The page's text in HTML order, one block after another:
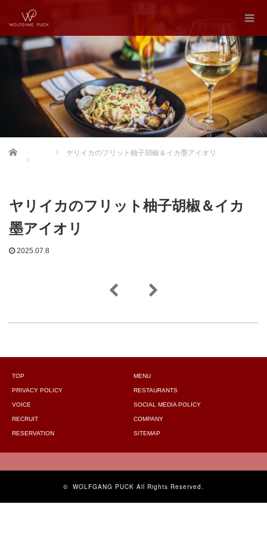
Home ヤリイカのフリット柚子胡椒＆イカ墨アイオリ
ヤリイカのフリット柚子胡椒＆イカ
墨アイオリ
2025.07.8
TOP
PRIVACY POLICY
VOICE
MENU
RESTAURANTS
SOCIAL MEDIA POLICY
RECRUIT
RESERVATION
COMPANY
SITEMAP
© WOLFGANG PUCK All Rights Reserved.